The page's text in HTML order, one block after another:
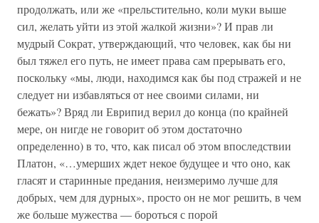
продолжать, или же «прельстительно, коли муки выше
сил, желать уйти из этой жалкой жизни»? И прав ли
мудрый Сократ, утверждающий, что человек, как бы ни
был тяжел его путь, не имеет права сам прерывать его,
поскольку «мы, люди, находимся как бы под стражей и не
следует ни избавляться от нее своими силами, ни
бежать»? Вряд ли Еврипид верил до конца (по крайней
мере, он нигде не говорит об этом достаточно
определенно) в то, что, как писал об этом впоследствии
Платон, «…умерших ждет некое будущее и что оно, как
гласят и старинные предания, неизмеримо лучше для
добрых, чем для дурных», просто он не мог решить, в чем
же больше мужества — бороться с порой